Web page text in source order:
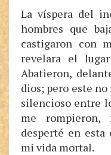
La víspera del
hombres que
castigaron con
revelara el
Abatieron,
dios; pero este
silencioso entre
me rompieron,
desperté en esta
mi vida mortal.